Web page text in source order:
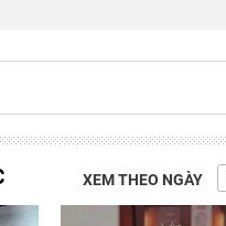
XEM THEO NGÀY